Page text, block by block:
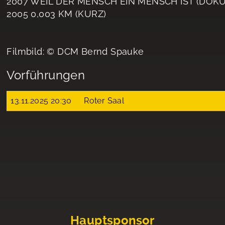
2005 0,003 KM (KURZ)
Filmbild: © DCM Bernd Spauke
Vorführungen
13.11.2025 20:30 Roter Saal
Hauptsponsor